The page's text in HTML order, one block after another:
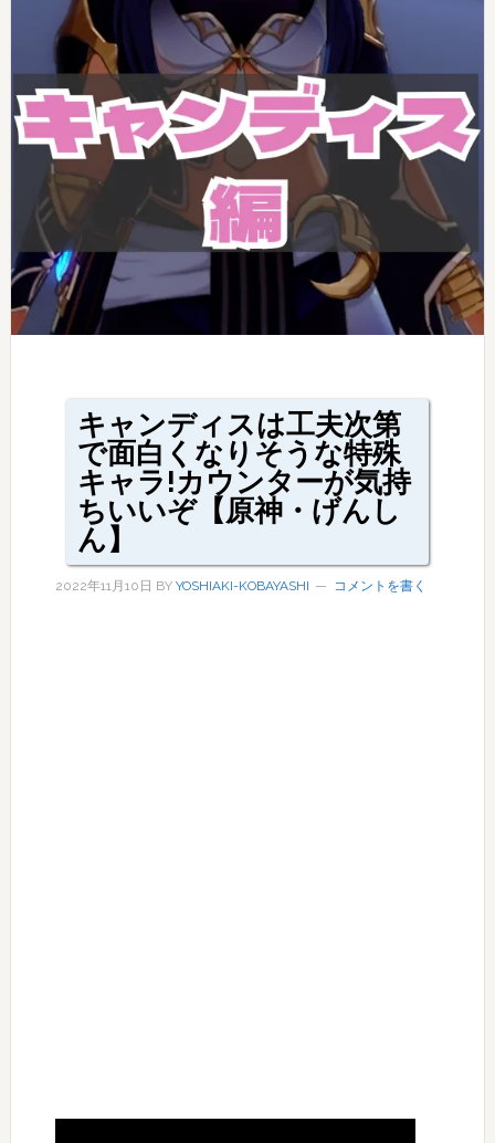
キャンディスは工夫次第
で面白くなりそうな特殊
キャラ!カウンターが気持
ちいいぞ【原神・げんし
ん】
2022年11月10日 BY YOSHIAKI-KOBAYASHI コメントを書く